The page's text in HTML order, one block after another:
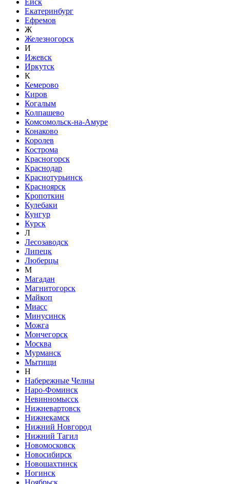
Екатеринбург
Ефремов
Ж
Железногорск
И
Ижевск
Иркутск
К
Кемерово
Киров
Когалым
Колпашево
Комсомольск-на-Амуре
Конаково
Королев
Кострома
Красногорск
Краснодар
Краснотурьинск
Красноярск
Кропоткин
Кулебаки
Кунгур
Курск
Л
Лесозаводск
Липецк
Люберцы
М
Магадан
Магнитогорск
Майкоп
Миасс
Минусинск
Можга
Мончегорск
Москва
Мурманск
Мытищи
Н
Набережные Челны
Наро-Фоминск
Невинномысск
Нижневартовск
Нижнекамск
Нижний Новгород
Нижний Тагил
Новомосковск
Новосибирск
Новошахтинск
Ногинск
Ноябрьск